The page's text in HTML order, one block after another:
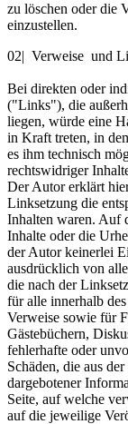
zu löschen oder die
einzustellen.
02| Verweise und
Bei direkten oder
("Links"), die
liegen, würde eine
in Kraft treten, in
es ihm technisch
rechtswidriger
Der Autor erklärt
Linksetzung die
Inhalten waren. Auf
Inhalte oder die
der Autor keinerlei
ausdrücklich von
die nach der
für alle innerhalb
Verweise sowie für
Gästebüchern,
fehlerhafte oder
Schäden, die aus
dargebotener
Seite, auf welche
auf die jeweilige